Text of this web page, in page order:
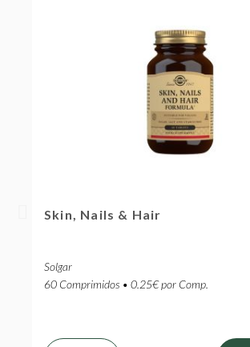
Skin, Nails & Hair
Solgar
60 Comprimidos • 0.25€ por Comp.